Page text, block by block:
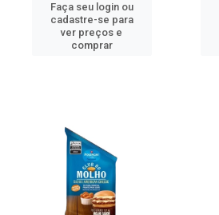
Faça seu login ou
cadastre-se para
ver preços e
comprar